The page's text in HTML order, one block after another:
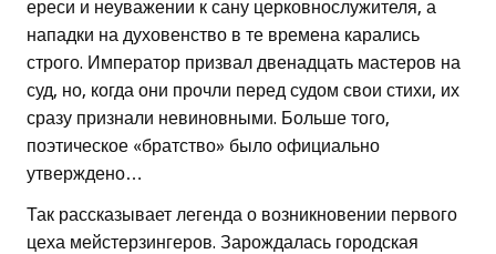
ереси и неуважении к сану церковнослужителя, а
нападки на духовенство в те времена карались
строго. Император призвал двенадцать мастеров на
суд, но, когда они прочли перед судом свои стихи, их
сразу признали невиновными. Больше того,
поэтическое «братство» было официально
утверждено…
Так рассказывает легенда о возникновении первого
цеха мейстерзингеров. Зарождалась городская